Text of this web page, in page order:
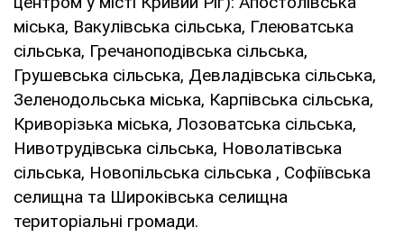
міська, Вакулівська сільська, Глеюватська
сільська, Гречаноподівська сільська,
Грушевська сільська, Девладівська сільська,
Зеленодольська міська, Карпівська сільська,
Криворізька міська, Лозоватська сільська,
Нивотрудівська сільська, Новолатівська
сільська, Новопільська сільська , Софіївська
селищна та Широківська селищна
територіальні громади.